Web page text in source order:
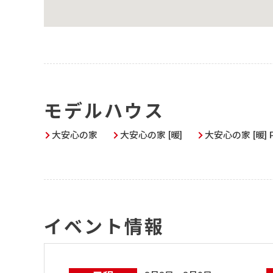
モデルハウス
大安心の家 大安心の家 [暖] 大安心の家 [暖]
イベント情報